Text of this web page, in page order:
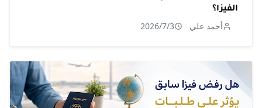
الفيزا؟
أحمد علي 2026/7/3